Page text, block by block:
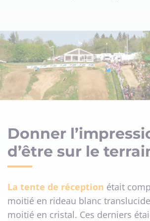
Donner
d’être sur le
La tente de réception était
moitié en rideau blanc
moitié en cristal. Ces derniers